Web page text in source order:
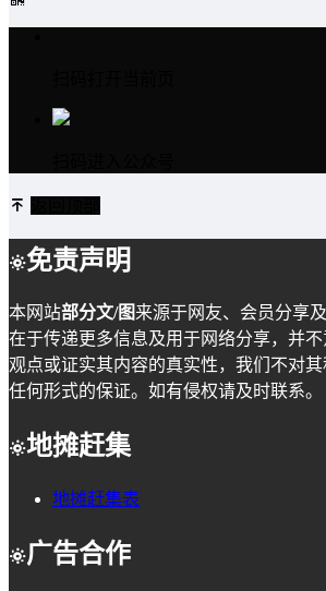
免责声明
本网站部分文/图来源于网友、会员分享
在于传递更多信息及用于网络分享，并
观点或证实其内容的真实性，我们不对
任何形式的保证。如有侵权请及时联系。
地摊赶集
地摊赶集表
广告合作